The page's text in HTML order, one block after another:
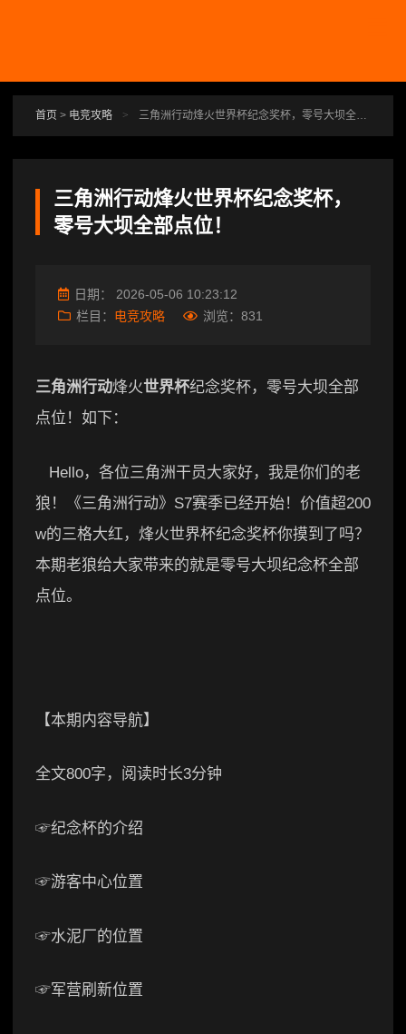
首页 > 电竞攻略 > 三角洲行动烽火世界杯纪念奖杯，零号大坝全部点位！
三角洲行动烽火世界杯纪念奖杯，
零号大坝全部点位！
日期： 2026-05-06 10:23:12
栏目： 电竞攻略 浏览： 831
三角洲行动烽火世界杯纪念奖杯，零号大坝全部
点位！如下：
Hello，各位三角洲干员大家好，我是你们的老
狼！《三角洲行动》S7赛季已经开始！价值超200
w的三格大红，烽火世界杯纪念奖杯你摸到了吗？
本期老狼给大家带来的就是零号大坝纪念杯全部
点位。
【本期内容导航】
全文800字，阅读时长3分钟
☞纪念杯的介绍
☞游客中心位置
☞水泥厂的位置
☞军营刷新位置